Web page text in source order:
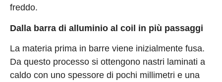
freddo.
Dalla barra di alluminio al coil in più passaggi
La materia prima in barre viene inizialmente fusa.
Da questo processo si ottengono nastri laminati a
caldo con uno spessore di pochi millimetri e una